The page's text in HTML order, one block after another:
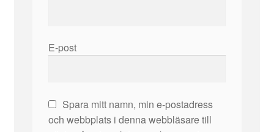
E-post
Spara mitt namn, min e-postadress
och webbplats i denna webbläsare till